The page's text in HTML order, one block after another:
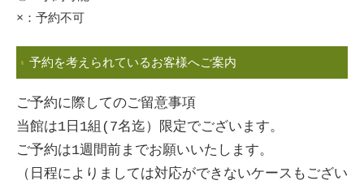
×：予約不可
予約を考えられているお客様へご案内
ご予約に際してのご留意事項
当館は1日1組(7名迄）限定でございます。
ご予約は1週間前までお願いいたします。
（日程によりましては対応ができないケースもござい